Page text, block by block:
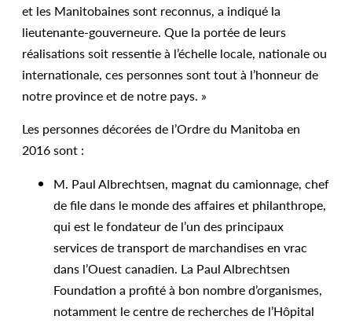
et les Manitobaines sont reconnus, a indiqué la
lieutenante-gouverneure. Que la portée de leurs
réalisations soit ressentie à l’échelle locale, nationale ou
internationale, ces personnes sont tout à l’honneur de
notre province et de notre pays. »
Les personnes décorées de l’Ordre du Manitoba en
2016 sont :
M. Paul Albrechtsen, magnat du camionnage, chef
de file dans le monde des affaires et philanthrope,
qui est le fondateur de l’un des principaux
services de transport de marchandises en vrac
dans l’Ouest canadien. La Paul Albrechtsen
Foundation a profité à bon nombre d’organismes,
notamment le centre de recherches de l’Hôpital